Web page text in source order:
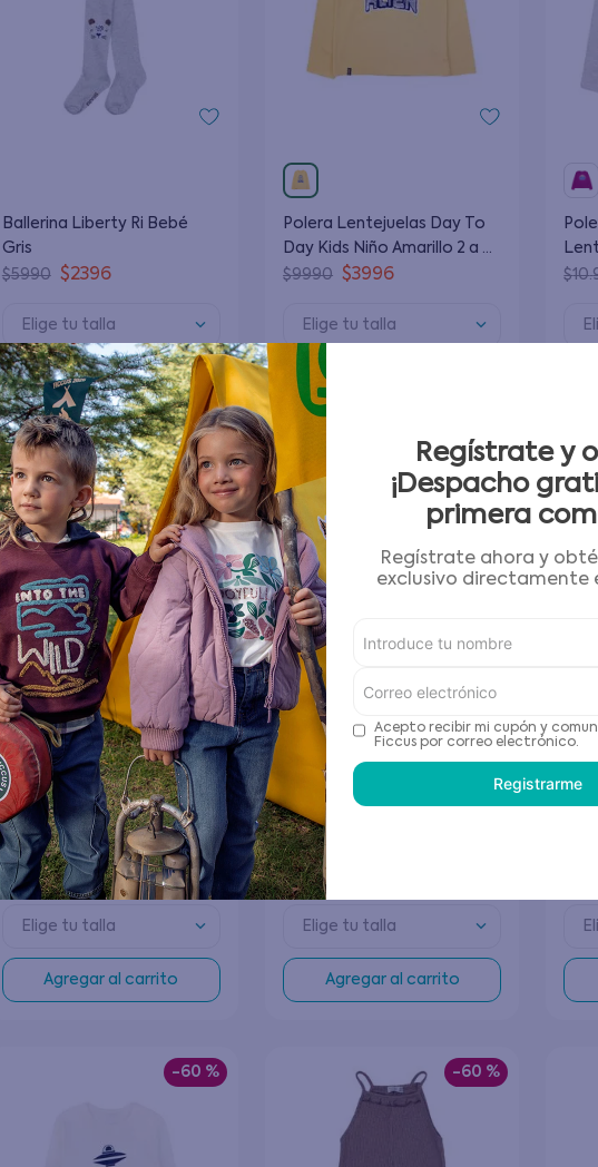
Ballerina Liberty Ri Bebé
Gris
$5990 $2396
Elige tu talla
Agregar al carrito
Polera Lentejuelas Day To
Day Kids Niño Amarillo 2 a 6
Años
$9990 $3996
Elige tu talla
Agregar al carrito
$10.
-60 %
Zapatilla Outdoor Ficcus
Tex Kids Niño Gris (22 - 28)
$36. 990 $14 .796
Elige tu talla
Agregar al carrito
-60 %
Ballerina Cosmic Ri Bebé
Azul
$5990
Elige tu talla
Agregar al carrito
-60 % -60 %
Regístrate y
¡Despacho
primera
Regístrate ahora y
exclusivo directamente
Acepto recibir mi cupón y
Ficcus por correo electrónico.
Registrarme